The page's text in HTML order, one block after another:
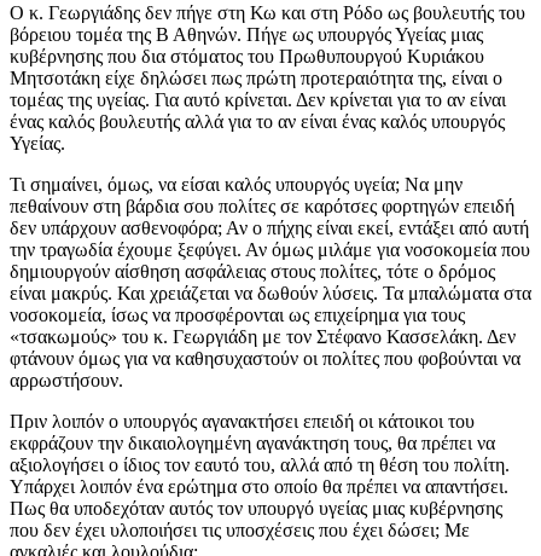
Ο κ. Γεωργιάδης δεν πήγε στη Κω και στη Ρόδο ως βουλευτής του
βόρειου τομέα της Β Αθηνών. Πήγε ως υπουργός Υγείας μιας
κυβέρνησης που δια στόματος του Πρωθυπουργού Κυριάκου
Μητσοτάκη είχε δηλώσει πως πρώτη προτεραιότητα της, είναι ο
τομέας της υγείας. Για αυτό κρίνεται. Δεν κρίνεται για το αν είναι
ένας καλός βουλευτής αλλά για το αν είναι ένας καλός υπουργός
Υγείας.
Τι σημαίνει, όμως, να είσαι καλός υπουργός υγεία; Να μην
πεθαίνουν στη βάρδια σου πολίτες σε καρότσες φορτηγών επειδή
δεν υπάρχουν ασθενοφόρα; Αν ο πήχης είναι εκεί, εντάξει από αυτή
την τραγωδία έχουμε ξεφύγει. Αν όμως μιλάμε για νοσοκομεία που
δημιουργούν αίσθηση ασφάλειας στους πολίτες, τότε ο δρόμος
είναι μακρύς. Και χρειάζεται να δωθούν λύσεις. Τα μπαλώματα στα
νοσοκομεία, ίσως να προσφέρονται ως επιχείρημα για τους
«τσακωμούς» του κ. Γεωργιάδη με τον Στέφανο Κασσελάκη. Δεν
φτάνουν όμως για να καθησυχαστούν οι πολίτες που φοβούνται να
αρρωστήσουν.
Πριν λοιπόν ο υπουργός αγανακτήσει επειδή οι κάτοικοι του
εκφράζουν την δικαιολογημένη αγανάκτηση τους, θα πρέπει να
αξιολογήσει ο ίδιος τον εαυτό του, αλλά από τη θέση του πολίτη.
Υπάρχει λοιπόν ένα ερώτημα στο οποίο θα πρέπει να απαντήσει.
Πως θα υποδεχόταν αυτός τον υπουργό υγείας μιας κυβέρνησης
που δεν έχει υλοποιήσει τις υποσχέσεις που έχει δώσει; Με
αγκαλιές και λουλούδια;